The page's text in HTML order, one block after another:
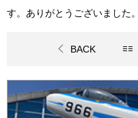
す。ありがとうございました。
BACK